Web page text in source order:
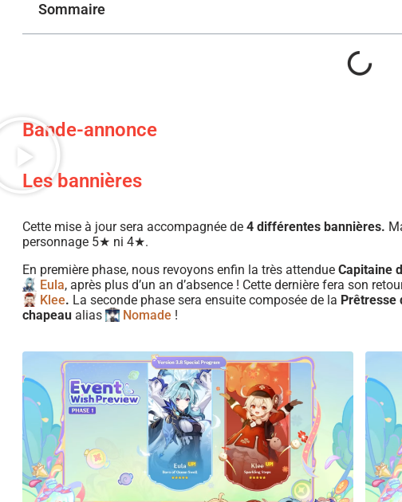
Sommaire
Bande-annonce
Les bannières
Cette mise à jour sera accompagnée de 4 différentes bannières.
personnage 5★ ni 4★.
En première phase, nous revoyons enfin la très attendue Capitaine
Eula, après plus d’un an d’absence ! Cette dernière fera son
Klee. La seconde phase sera ensuite composée de la Prêtresse
chapeau alias Nomade !